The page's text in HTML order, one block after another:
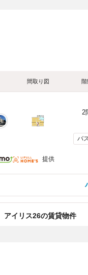
間取り図 階
2
バ
提供
アイリス26の賃貸物件